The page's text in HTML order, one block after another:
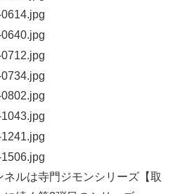
ルは寺門ジモンシリーズ【取